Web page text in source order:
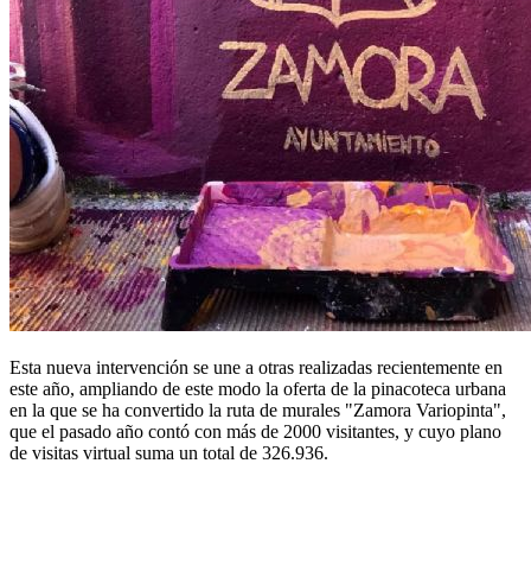
Esta nueva intervención se une a otras realizadas recientemente en
este año, ampliando de este modo la oferta de la pinacoteca urbana
en la que se ha convertido la ruta de murales "Zamora Variopinta",
que el pasado año contó con más de 2000 visitantes, y cuyo plano
de visitas virtual suma un total de 326.936.